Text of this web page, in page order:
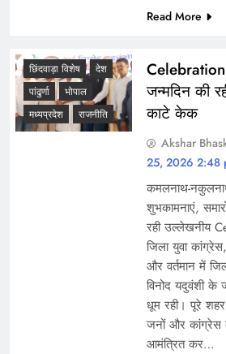
Read More
छिंदवाड़ा विशेष
देश
पांढुर्णा
भोपाल
मध्यप्रदेश
राजनीति
Celebration
जन्मदिन की
काटे केक
Akshar
25, 2026 2:48
कमलनाथ-
शुभकामनाएं,
रही उल्लेखनीय
जिला युवा
और वर्तमान में
विनोद यदुवंशी के
धूम रही। पूरे
जनों और कांग्रेस
आमंत्रित कर…